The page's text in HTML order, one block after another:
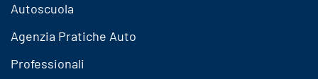
Autoscuola
Agenzia Pratiche Auto
Professionali